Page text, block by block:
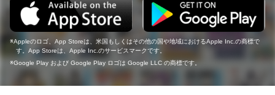
Appleのロゴ、App Storeは、米国もしくはその他の国や地域におけるApple Inc.の商標で
す。App Storeは、Apple Inc.のサービスマークです。
Google Play および Google Play ロゴは Google LLC の商標です。